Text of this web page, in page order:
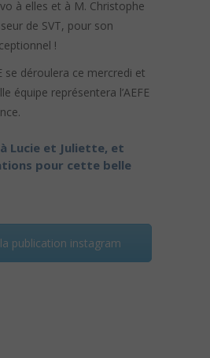
à elles et à M. Christophe
de SVT, pour son
!
se déroulera ce mercredi et
équipe représentera l’AEFE
Lucie et Juliette, et
pour cette belle
publication instagram